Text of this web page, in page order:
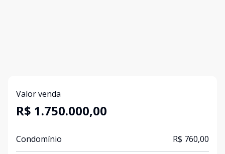
Valor venda
R$ 1.750.000,00
Condomínio R$ 760,00